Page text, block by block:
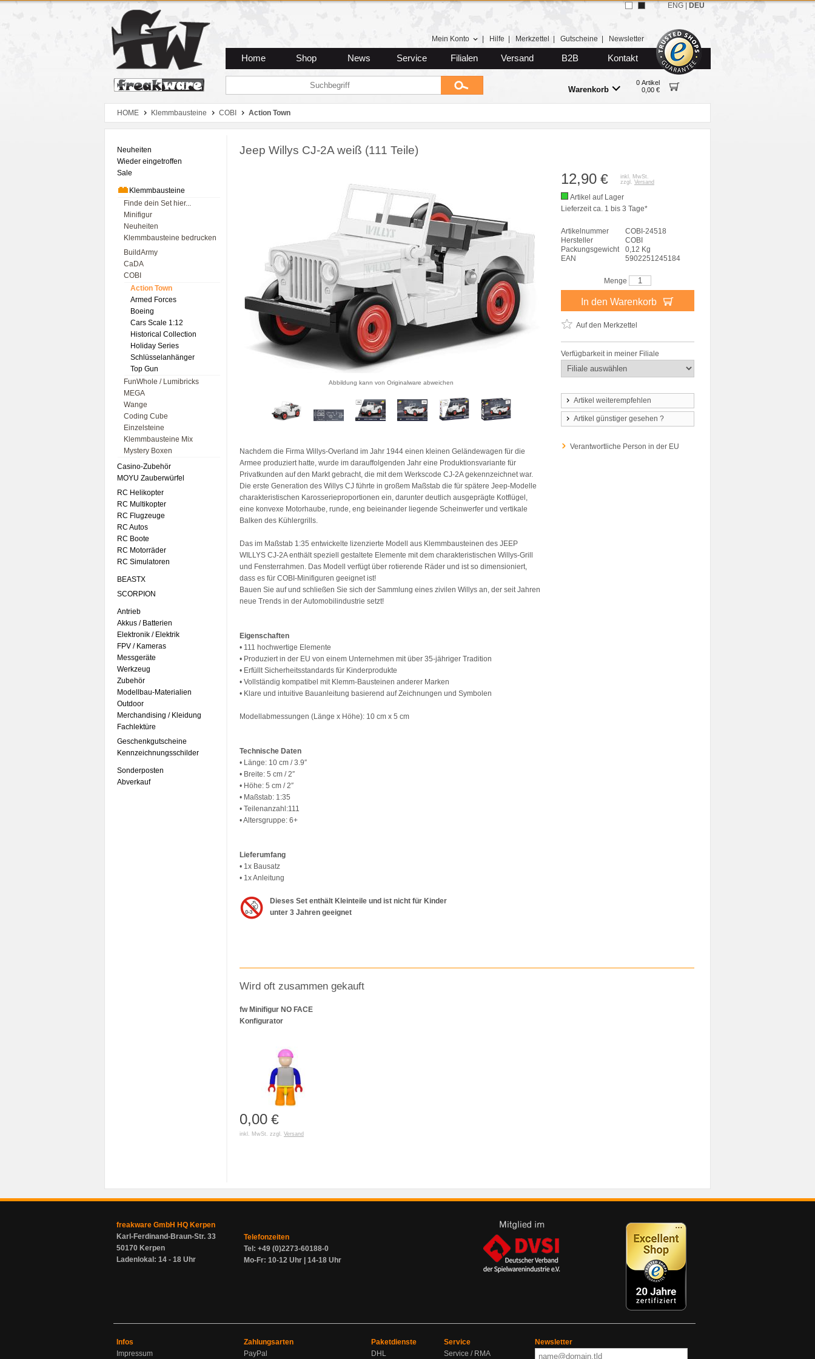
Zum Hauptmenue
Zum Seiteninhalt
Zum Warenkob
Mein Konto Hilfe Merkzettel Gutscheine Newsletter
Home Shop News Service Filialen Versand B2B Kontakt
Warenkorb
0 Artikel
0,00 €
ENG DEU
HOME Klemmbausteine COBI Action Town
Neuheiten
Wieder eingetroffen
Sale
Klemmbausteine
Finde dein Set hier...
Minifigur
Neuheiten
Klemmbausteine bedrucken
BuildArmy
CaDA
COBI
Action Town
Armed Forces
Boeing
Cars Scale 1:12
Historical Collection
Holiday Series
Schlüsselanhänger
Top Gun
FunWhole / Lumibricks
MEGA
Wange
Coding Cube
Einzelsteine
Klemmbausteine Mix
Mystery Boxen
Casino-Zubehör
MOYU Zauberwürfel
RC Helikopter
RC Multikopter
RC Flugzeuge
RC Autos
RC Boote
RC Motorräder
RC Simulatoren
BEASTX
SCORPION
Antrieb
Akkus / Batterien
Elektronik / Elektrik
FPV / Kameras
Messgeräte
Werkzeug
Zubehör
Modellbau-Materialien
Outdoor
Merchandising / Kleidung
Fachlektüre
Geschenkgutscheine
Kennzeichnungsschilder
Sonderposten
Abverkauf
Jeep Willys CJ-2A weiß (111 Teile)
Abbildung kann von Originalware abweichen
Nachdem die Firma Willys-Overland im Jahr 1944 einen kleinen Geländewagen für die
Armee produziert hatte, wurde im darauffolgenden Jahr eine Produktionsvariante für
Privatkunden auf den Markt gebracht, die mit dem Werkscode CJ-2A gekennzeichnet war.
Die erste Generation des Willys CJ führte in großem Maßstab die für spätere Jeep-Modelle
charakteristischen Karosserieproportionen ein, darunter deutlich ausgeprägte Kotflügel,
eine konvexe Motorhaube, runde, eng beieinander liegende Scheinwerfer und vertikale
Balken des Kühlergrills.
Das im Maßstab 1:35 entwickelte lizenzierte Modell aus Klemmbausteinen des JEEP
WILLYS CJ-2A enthält speziell gestaltete Elemente mit dem charakteristischen Willys-Grill
und Fensterrahmen. Das Modell verfügt über rotierende Räder und ist so dimensioniert,
dass es für COBI-Minifiguren geeignet ist!
Bauen Sie auf und schließen Sie sich der Sammlung eines zivilen Willys an, der seit Jahren
neue Trends in der Automobilindustrie setzt!
Eigenschaften
• 111 hochwertige Elemente
• Produziert in der EU von einem Unternehmen mit über 35-jähriger Tradition
• Erfüllt Sicherheitsstandards für Kinderprodukte
• Vollständig kompatibel mit Klemm-Bausteinen anderer Marken
• Klare und intuitive Bauanleitung basierend auf Zeichnungen und Symbolen
Modellabmessungen (Länge x Höhe): 10 cm x 5 cm
Technische Daten
• Länge: 10 cm / 3.9″
• Breite: 5 cm / 2″
• Höhe: 5 cm / 2″
• Maßstab: 1:35
• Teilenanzahl:111
• Altersgruppe: 6+
Lieferumfang
• 1x Bausatz
• 1x Anleitung
Dieses Set enthält Kleinteile und ist nicht für Kinder
unter 3 Jahren geeignet
12,90 €
inkl. MwSt.
zzgl. Versand
Artikel auf Lager
Lieferzeit ca. 1 bis 3 Tage*
Artikelnummer
COBI-24518
Hersteller
COBI
Packungsgewicht
0,12 Kg
EAN
5902251245184
Menge
In den Warenkorb
Auf den Merkzettel
Verfügbarkeit in meiner Filiale
Artikel weiterempfehlen
Artikel günstiger gesehen ?
Verantwortliche Person in der EU
Wird oft zusammen gekauft
fw Minifigur NO FACE
Konfigurator
0,00 €
inkl. MwSt. zzgl. Versand
freakware GmbH HQ Kerpen
Karl-Ferdinand-Braun-Str. 33
50170 Kerpen
Ladenlokal: 14 - 18 Uhr
Telefonzeiten
Tel: +49 (0)2273-60188-0
Mo-Fr: 10-12 Uhr | 14-18 Uhr
Infos
Impressum
Zahlungsarten
PayPal
Paketdienste
DHL
Service
Service / RMA
Newsletter